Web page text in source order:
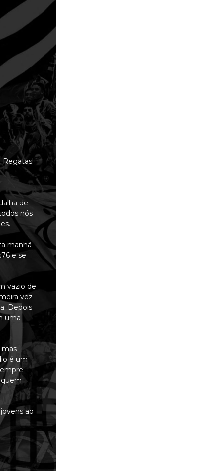
Regatas!
de
nós
manhã
e se
vazio de
vez
Depois
uma
mas
é um
quem
ao